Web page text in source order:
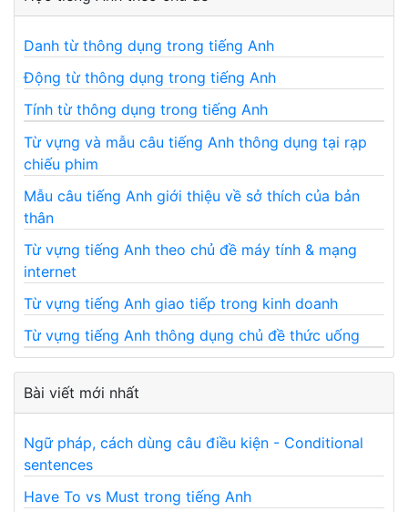
Danh từ thông dụng trong tiếng Anh
Động từ thông dụng trong tiếng Anh
Tính từ thông dụng trong tiếng Anh
Từ vựng và mẫu câu tiếng Anh thông dụng tại rạp
chiếu phim
Mẫu câu tiếng Anh giới thiệu về sở thích của bản
thân
Từ vựng tiếng Anh theo chủ đề máy tính & mạng
internet
Từ vựng tiếng Anh giao tiếp trong kinh doanh
Từ vựng tiếng Anh thông dụng chủ đề thức uống
Bài viết mới nhất
Ngữ pháp, cách dùng câu điều kiện - Conditional
sentences
Have To vs Must trong tiếng Anh